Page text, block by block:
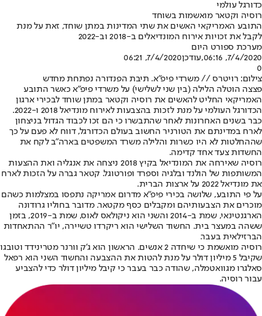
כדורגל עולמי
רוסיה וקטאר מואשמות בשוחד
התובע האמריקאי האשים את שתי המדינות במתן שוחד, זאת על מנת
לקבל את זכויות אירוח המונדיאלים ב-2018 וב-2022
מערכת ספורט היום
7/4/2020, 06:16
,עודכן7/4/2020, 06:21
0
צילום: רויטרס // משרדי פיפ"א. תיבת הפנדורה נפתחת מחדש
פצצה הוטלה הלילה (בין שני לשלישי) על משרדי פיפ"א כאשר התובע
האמריקאי החליט להאשים את רוסיה וקטאר במתן שוחד לבכירי ארגון
הכדורגל העולמי על מנת לזכות בהצבעות לאירוח מונדיאל 2018 ו-2022.
כבר בשנים האחרונות לאחר שהתבשרו כי הם זכו לכבוד הגדול בניצחון
לארח במדינתם את הטורניר החשוב בעולם הכדורגל, דווח לא פעם על כך
שההחלטות לא היו כשרות והלילה משרד המשפטים בארה”ב לקח את
החשדות צעד אחד קדימה.
רוסיה שאירחה את המונדיאל בקיץ 2018 ניצחה את אנגליה ואת ההצעות
המשותפות של הולנד ובלגיה וספרד ופורטוגל. קטאר גברה על הזכות לארח
את מונדיאל 2022 על ארצות הברית.
על פי התובע, שלושה בכירי פיפ"א מדרום אמריקה נתפסו במצלמות כשהם
מוכרים את הצבעותיהם ומקבלים כסף מקטאר. מדובר בחוליו גרודונה
הארגנטינאי, שמת ב-2014 והשני הוא ניקולאס לאוס, שמת ב-2019, בזמן
ששהה במעצר בית. החשוד השלישי הוא ריקרדו טשיירה, יו"ר ההתאחדות
הברזילאית בעבר.
רוסיה מואשמת כי שיחדה 2 אנשים. הראשון הוא ג'ק וורנר מטרינידד וטובגו
שקיבל 5 מיליון דולר על מנת להטות את ההצבעה והחשוד השני הוא רפאל
סאלגרו מגוואטמלה, שהודה כבר בעבר כי קיבל מיליון דולר כדי להצביע
עבור רוסיה.